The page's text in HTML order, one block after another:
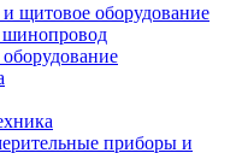
щитовое оборудование
приборы и